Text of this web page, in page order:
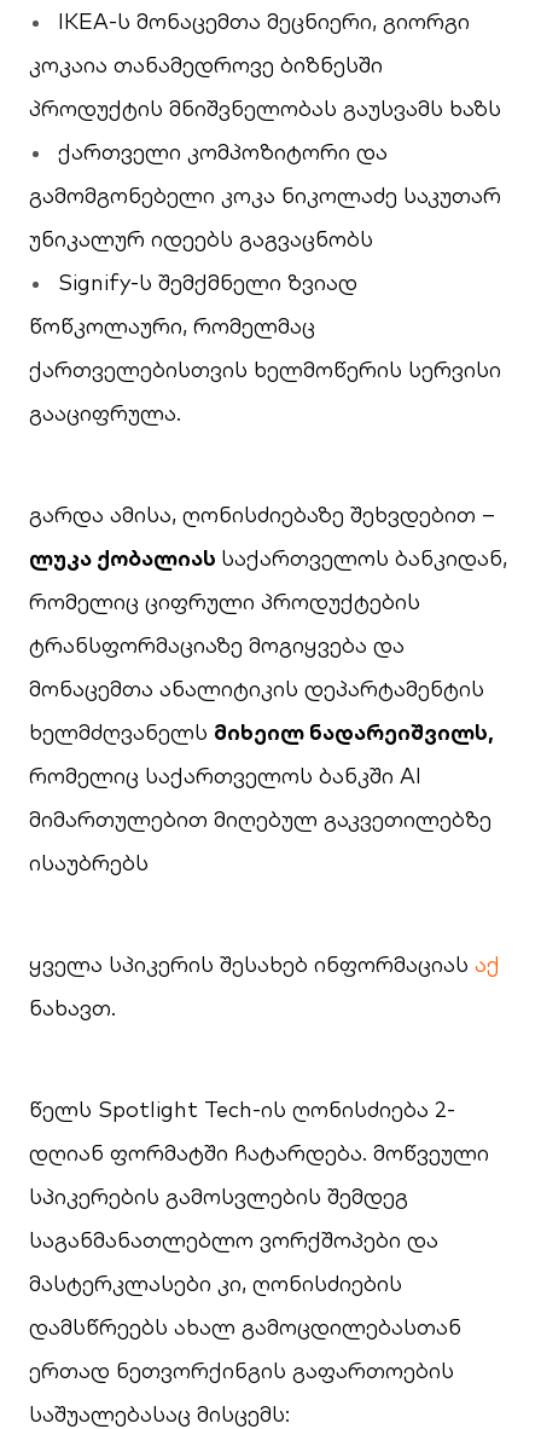
IKEA-ს მონაცემთა მეცნიერი, გიორგი
კოკაია თანამედროვე ბიზნესში
პროდუქტის მნიშვნელობას გაუსვამს ხაზს
ქართველი კომპოზიტორი და
გამომგონებელი კოკა ნიკოლაძე საკუთარ
უნიკალურ იდეებს გაგვაცნობს
Signify-ს შემქმნელი ზვიად
წოწკოლაური, რომელმაც
ქართველებისთვის ხელმოწერის სერვისი
გააციფრულა.
გარდა ამისა, ღონისძიებაზე შეხვდებით –
ლუკა ქობალიას საქართველოს ბანკიდან,
რომელიც ციფრული პროდუქტების
ტრანსფორმაციაზე მოგიყვება და
მონაცემთა ანალიტიკის დეპარტამენტის
ხელმძღვანელს მიხეილ ნადარეიშვილს,
რომელიც საქართველოს ბანკში AI
მიმართულებით მიღებულ გაკვეთილებზე
ისაუბრებს
ყველა სპიკერის შესახებ ინფორმაციას აქ
ნახავთ.
წელს Spotlight Tech-ის ღონისძიება 2-
დღიან ფორმატში ჩატარდება. მოწვეული
სპიკერების გამოსვლების შემდეგ
საგანმანათლებლო ვორქშოპები და
მასტერკლასები კი, ღონისძიების
დამსწრეებს ახალ გამოცდილებასთან
ერთად ნეთვორქინგის გაფართოების
საშუალებასაც მისცემს: